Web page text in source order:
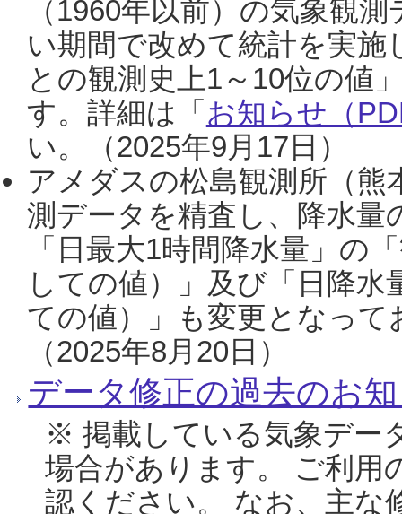
（1960年以前）の気象観
い期間で改めて統計を実
との観測史上1～10位の値
す。詳細は「 お知らせ（
い。（2025年9月17日）
アメダスの松島観測所（熊
測データを精査し、降水
「日最大1時間降水量」の
しての値）」及び「日降
ての値）」も変更となっ
（2025年8月20日）
データ修正の過去のお
※ 掲載している気象デー
場合があります。 ご利用
認ください。 なお、主な